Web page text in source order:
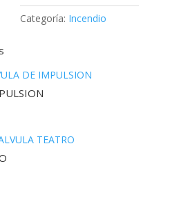
Categoría: Incendio